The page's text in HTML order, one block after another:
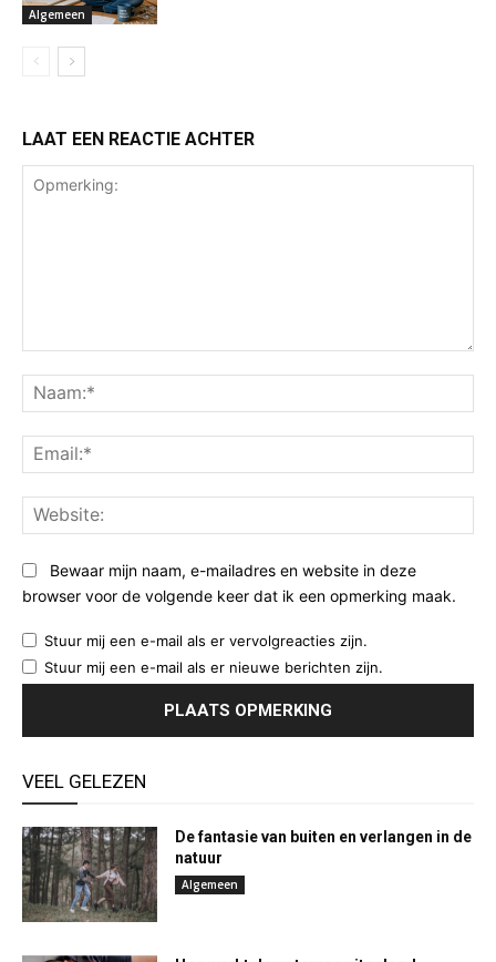
Algemeen
LAAT EEN REACTIE ACHTER
Bewaar mijn naam, e-mailadres en website in deze
browser voor de volgende keer dat ik een opmerking maak.
Stuur mij een e-mail als er vervolgreacties zijn.
Stuur mij een e-mail als er nieuwe berichten zijn.
VEEL GELEZEN
De fantasie van buiten en verlangen in de
natuur
Algemeen